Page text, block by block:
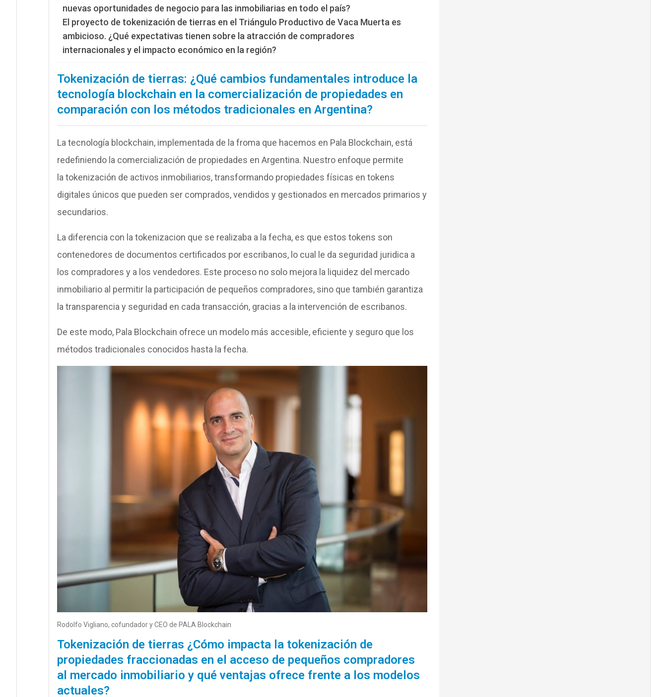
nuevas oportunidades de negocio para las inmobiliarias en todo el país?
El proyecto de tokenización de tierras en el Triángulo Productivo de Vaca Muerta es
ambicioso. ¿Qué expectativas tienen sobre la atracción de compradores
internacionales y el impacto económico en la región?
Tokenización de tierras: ¿Qué cambios fundamentales introduce la
tecnología blockchain en la comercialización de propiedades en
comparación con los métodos tradicionales en Argentina?
La tecnología blockchain, implementada de la froma que hacemos en Pala Blockchain, está
redefiniendo la comercialización de propiedades en Argentina. Nuestro enfoque permite
la tokenización de activos inmobiliarios, transformando propiedades físicas en tokens
digitales únicos que pueden ser comprados, vendidos y gestionados en mercados primarios y
secundarios.
La diferencia con la tokenizacion que se realizaba a la fecha, es que estos tokens son
contenedores de documentos certificados por escribanos, lo cual le da seguridad juridica a
los compradores y a los vendedores. Este proceso no solo mejora la liquidez del mercado
inmobiliario al permitir la participación de pequeños compradores, sino que también garantiza
la transparencia y seguridad en cada transacción, gracias a la intervención de escribanos.
De este modo, Pala Blockchain ofrece un modelo más accesible, eficiente y seguro que los
métodos tradicionales conocidos hasta la fecha.
Rodolfo Vigliano, cofundador y CEO de PALA Blockchain
Tokenización de tierras ¿Cómo impacta la tokenización de
propiedades fraccionadas en el acceso de pequeños compradores
al mercado inmobiliario y qué ventajas ofrece frente a los modelos
actuales?